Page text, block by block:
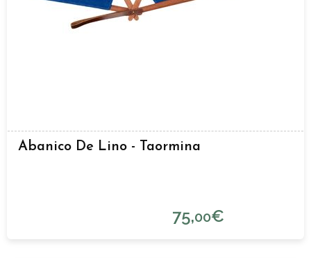
Abanico De Lino - Taormina
75,00€